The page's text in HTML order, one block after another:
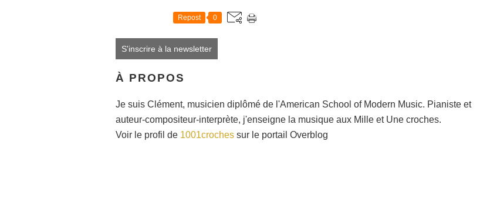
Repost 0
S'inscrire à la newsletter
À PROPOS
Je suis Clément, musicien diplômé de l'American School of Modern Music. Pianiste et
auteur-compositeur-interprète, j'enseigne la musique aux Mille et Une croches.
Voir le profil de 1001croches sur le portail Overblog